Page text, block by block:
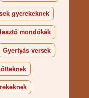
gyerekeknek
mondókák
Gyertyás versek